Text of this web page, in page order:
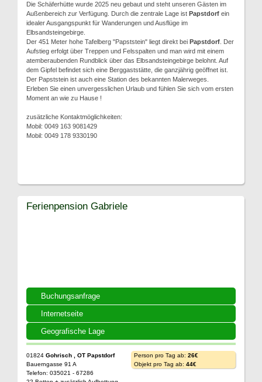
Die Schäferhütte wurde 2025 neu gebaut und steht unseren Gästen im
Außenbereich zur Verfügung. Durch die zentrale Lage ist Papstdorf ein
idealer Ausgangspunkt für Wanderungen und Ausflüge im
Elbsandsteingebirge.
Der 451 Meter hohe Tafelberg "Papststein" liegt direkt bei Papstdorf . Der
Aufstieg erfolgt über Treppen und Felsspalten und man wird mit einem
atemberaubenden Rundblick über das Elbsandsteingebirge belohnt. Auf
dem Gipfel befindet sich eine Berggaststätte, die ganzjährig geöffnet ist.
Der Papststein ist auch eine Station des bekannten Malerweges.
Erleben Sie einen unvergesslichen Urlaub und fühlen Sie sich vom ersten
Moment an wie zu Hause !
zusätzliche Kontaktmöglichkeiten:
Mobil: 0049 163 9081429
Mobil: 0049 178 9330190
Buchungsanfrage
Internetseite
Geografische Lage
Ferienpension Gabriele
01824 Gohrisch , OT Papstdorf
Bauerngasse 91 A
Telefon: 035021 - 67286
Person pro Tag ab: 26€
Objekt pro Tag ab: 44€